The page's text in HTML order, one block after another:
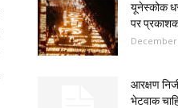
यूनेस्कोक
पर प्रकाशक
December
आरक्षण
भेटवाक